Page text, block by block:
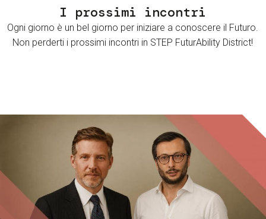
I prossimi incontri
Ogni giorno è un bel giorno per iniziare a conoscere il Futuro.
Non perderti i prossimi incontri in STEP FuturAbility District!